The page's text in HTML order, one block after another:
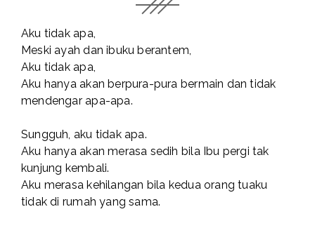
Aku tidak apa,
Meski ayah dan ibuku berantem,
Aku tidak apa,
Aku hanya akan berpura-pura bermain dan tidak
mendengar apa-apa.
Sungguh, aku tidak apa.
Aku hanya akan merasa sedih bila Ibu pergi tak
kunjung kembali.
Aku merasa kehilangan bila kedua orang tuaku
tidak di rumah yang sama.